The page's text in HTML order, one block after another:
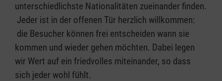
unterschiedlichste Nationalitäten zueinander finden.
Jeder ist in der offenen Tür herzlich willkommen:
die Besucher können frei entscheiden wann sie
kommen und wieder gehen möchten. Dabei legen
wir Wert auf ein friedvolles miteinander, so dass
sich jeder wohl fühlt.